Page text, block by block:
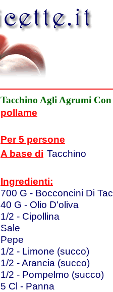
Tacchino Agli Agrumi
pollame
Per 5 persone
A base di Tacchino
Ingredienti:
700 G - Bocconcini Di
40 G - Olio D'oliva
1/2 - Cipollina
Sale
Pepe
1/2 - Limone (succo)
1/2 - Arancia (succo)
1/2 - Pompelmo (succo)
5 Cl - Panna